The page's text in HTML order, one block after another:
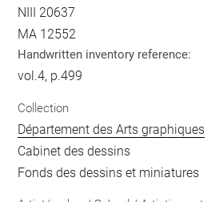
NIII 20637
MA 12552
Handwritten inventory reference:
vol.4, p.499
Collection
Département des Arts graphiques
Cabinet des dessins
Fonds des dessins et miniatures